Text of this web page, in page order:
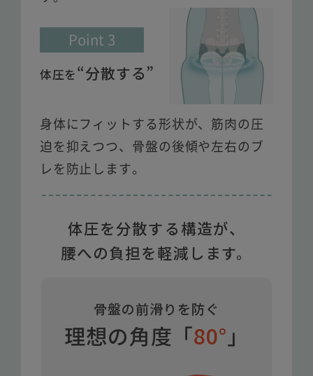
Point 3
体圧を“分散する”
身体にフィットする形状が、筋肉の圧
迫を抑えつつ、骨盤の後傾や左右のブ
レを防止します。
体圧を分散する構造が、
腰への負担を軽減します。
骨盤の前滑りを防ぐ
理想の角度「80° 」